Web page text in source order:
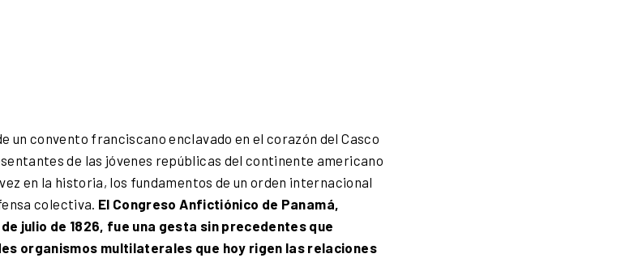
un convento franciscano enclavado en el corazón del Casco
de las jóvenes repúblicas del continente americano
en la historia, los fundamentos de un orden internacional
colectiva. El Congreso Anfictiónico de Panamá,
julio de 1826, fue una gesta sin precedentes que
organismos multilaterales que hoy rigen las relaciones